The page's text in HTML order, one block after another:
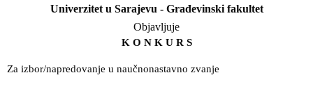
Univerzitet u Sarajevu - Građevinski fakultet
Objavljuje
K O N K U R S
Za izbor/napredovanje u naučnonastavno zvanje